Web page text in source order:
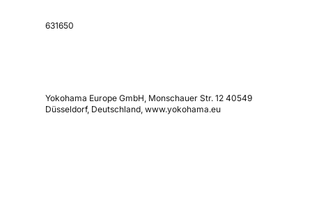
631650
Yokohama Europe GmbH, Monschauer Str. 12 40549
Düsseldorf, Deutschland, www.yokohama.eu